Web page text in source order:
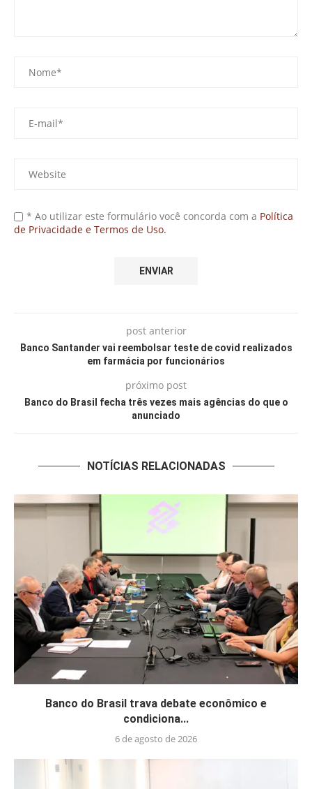
* Ao utilizar este formulário você concorda com a Política
de Privacidade e Termos de Uso.
post anterior
Banco Santander vai reembolsar teste de covid realizados
em farmácia por funcionários
próximo post
Banco do Brasil fecha três vezes mais agências do que o
anunciado
NOTÍCIAS RELACIONADAS
Banco do Brasil trava debate econômico e
condiciona...
6 de agosto de 2026